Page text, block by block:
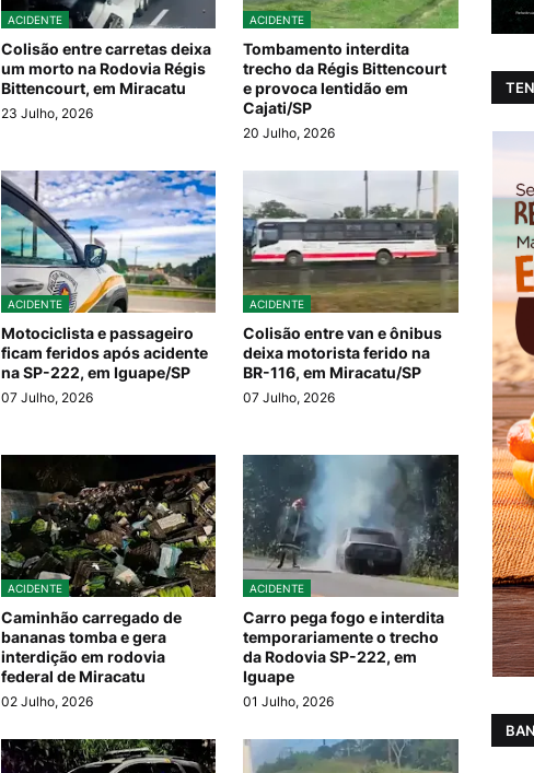
ACIDENTE
Colisão entre carretas deixa
um morto na Rodovia Régis
Bittencourt, em Miracatu
23 Julho, 2026
ACIDENTE
Tombamento interdita
trecho da Régis Bittencourt
e provoca lentidão em
Cajati/SP
20 Julho, 2026
ACIDENTE
Motociclista e passageiro
ficam feridos após acidente
na SP-222, em Iguape/SP
07 Julho, 2026
ACIDENTE
Colisão entre van e ônibus
deixa motorista ferido na
BR-116, em Miracatu/SP
07 Julho, 2026
ACIDENTE
Caminhão carregado de
bananas tomba e gera
interdição em rodovia
federal de Miracatu
02 Julho, 2026
ACIDENTE
Carro pega fogo e interdita
temporariamente o trecho
da Rodovia SP-222, em
Iguape
01 Julho, 2026